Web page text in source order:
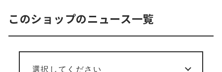
このショップのニュース一覧